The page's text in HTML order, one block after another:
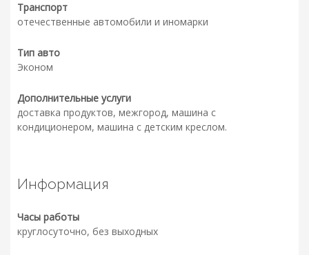
Транспорт
отечественные автомобили и иномарки
Тип авто
Эконом
Дополнительные услуги
доставка продуктов, межгород, машина с
кондиционером, машина с детским креслом.
Информация
Часы работы
круглосуточно, без выходных